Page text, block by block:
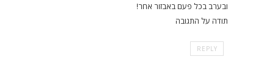
ובערב בכל פעם באבזור אחר!
תודה על התגובה
REPLY